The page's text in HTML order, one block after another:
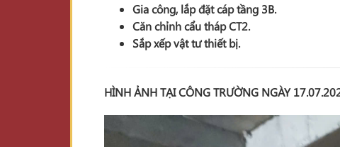
Gia công, lắp đặt cáp tầng 3B.
Căn chỉnh cẩu tháp CT2.
Sắp xếp vật tư thiết bị.
HÌNH ẢNH TẠI CÔNG TRƯỜNG NGÀY